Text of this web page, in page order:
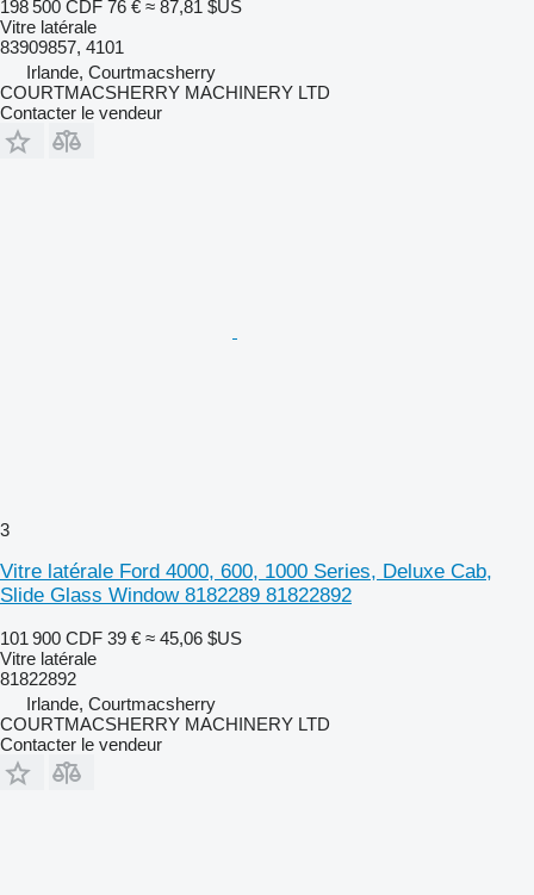
198 500 CDF 76 € ≈ 87,81 $US
Vitre latérale
83909857, 4101
Irlande, Courtmacsherry
COURTMACSHERRY MACHINERY LTD
Contacter le vendeur
3
Vitre latérale Ford 4000, 600, 1000 Series, Deluxe Cab,
Slide Glass Window 8182289 81822892
101 900 CDF 39 € ≈ 45,06 $US
Vitre latérale
81822892
Irlande, Courtmacsherry
COURTMACSHERRY MACHINERY LTD
Contacter le vendeur